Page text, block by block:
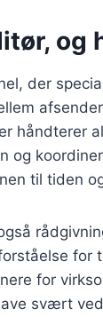
og
der
håndterer
og
til tiden
for
svært